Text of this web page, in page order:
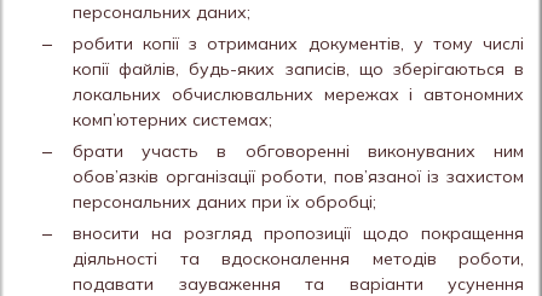
персональних даних;
робити копії з отриманих документів, у тому числі
копії файлів, будь-яких записів, що зберігаються в
локальних обчислювальних мережах і автономних
комп’ютерних системах;
брати участь в обговоренні виконуваних ним
обов’язків організації роботи, пов’язаної із захистом
персональних даних при їх обробці;
вносити на розгляд пропозиції щодо покращення
діяльності та вдосконалення методів роботи,
подавати зауваження та варіанти усунення